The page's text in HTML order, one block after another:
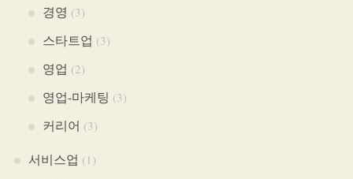
경영 (3)
스타트업 (3)
영업 (2)
영업-마케팅 (3)
커리어 (3)
서비스업 (1)